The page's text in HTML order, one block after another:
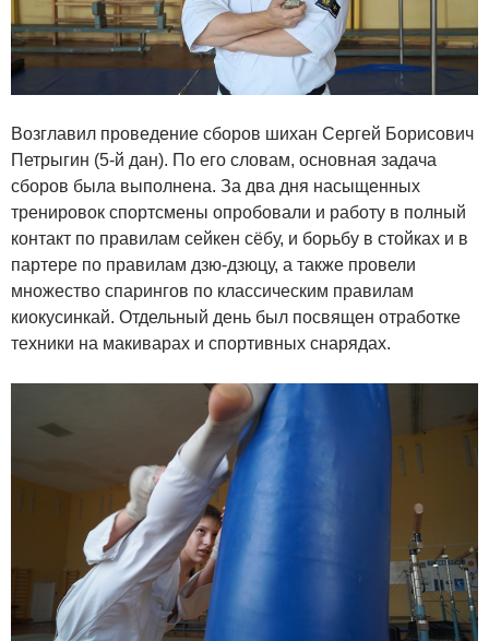
Возглавил проведение сборов шихан Сергей Борисович
Петрыгин (5-й дан). По его словам, основная задача
сборов была выполнена. За два дня насыщенных
тренировок спортсмены опробовали и работу в полный
контакт по правилам сейкен сёбу, и борьбу в стойках и в
партере по правилам дзю-дзюцу, а также провели
множество спарингов по классическим правилам
киокусинкай. Отдельный день был посвящен отработке
техники на макиварах и спортивных снарядах.